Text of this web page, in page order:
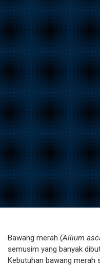
Bawang merah (Allium
semusim yang banyak
Kebutuhan bawang merah